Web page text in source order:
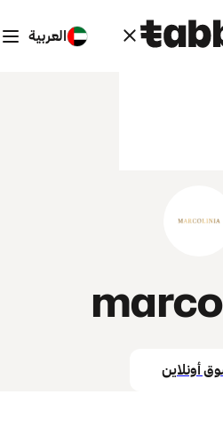
العربية
أونلاين